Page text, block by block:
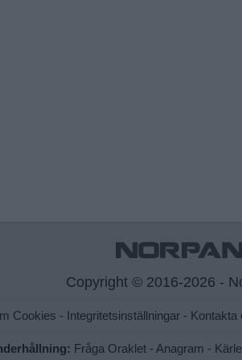
Copyright © 2016-2026 -
Cookies - Integritetsinställningar - Kontakta
Fråga Oraklet - Anagram -